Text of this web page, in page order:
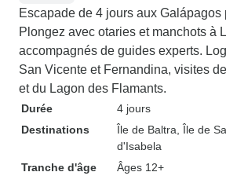
Escapade de 4 jours aux Galápagos
Plongez avec otaries et manchots à
accompagnés de guides experts.
San Vicente et Fernandina, visites
et du Lagon des Flamants.
Durée
4 jours
Destinations
Île de Baltra , Île de
d'Isabela
Tranche d'âge
Âges 12+